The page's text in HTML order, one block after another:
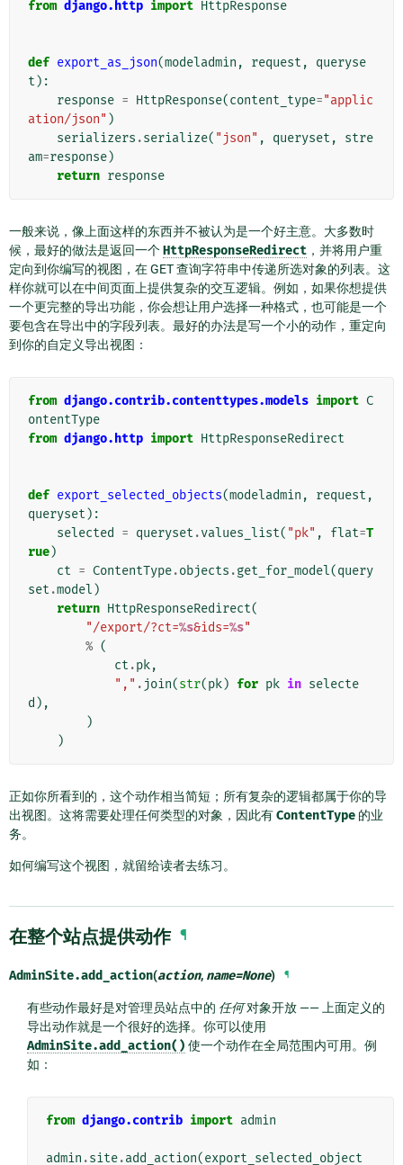
from django.http import HttpResponse
def export_as_json(modeladmin , request ,
queryse
t ):
response = HttpResponse(content_type="applic
ation/json" )
serializers .serialize( "json" , queryset ,
stre
am=response)
return response
一般来说，像上面这样的东西并不被认为是一个好主意。大多数时
候，最好的做法是返回一个HttpResponseRedirect ，并将用户重
定向到你编写的视图，在 GET 查询字符串中传递所选对象的列表。这
样你就可以在中间页面上提供复杂的交互逻辑。例如，如果你想提供
一个更完整的导出功能，你会想让用户选择一种格式，也可能是一个
要包含在导出中的字段列表。最好的办法是写一个小的动作，重定向
到你的自定义导出视图：
from django.contrib.contenttypes.models import C
ontentType
from django.http import HttpResponseRedirect
def export_selected_objects(modeladmin , request ,
queryset ):
selected
= queryset .values_list( "pk" , flat=T
rue)
ct = ContentType.objects .get_for_model(query
set .model )
return HttpResponseRedirect(
"/export/?ct=%s&ids=%s"
% (
ct .pk,
"," . join(str(pk) for pk in selecte
d ),
)
)
正如你所看到的，这个动作相当简短；所有复杂的逻辑都属于你的导
出视图。这将需要处理任何类型的对象，因此有ContentType 的业
务。
如何编写这个视图，就留给读者去练习。
在整个站点提供动作 ¶
AdminSite.add_action(action, name=None) ¶
有些动作最好是对管理员站点中的 任何对象开放 —— 上面定义的
导出动作就是一个很好的选择。你可以使用
AdminSite.add_action() 使一个动作在全局范围内可用。例
如：
from django.contrib import admin
admin .site.add_action(export_selected_object